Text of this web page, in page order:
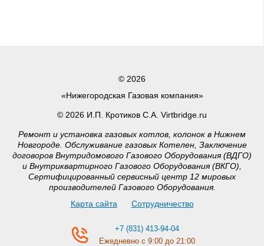
© 2026
«Нижегородская Газовая компания»
© 2026 И.П. Кротиков С.А. Virtbridge.ru
Ремонт и установка газовых котлов, колонок в Нижнем
Новгороде. Обслуживание газовых Котелен, Заключение
договоров Внутридомового Газового Оборудования (ВДГО)
и Внутриквартирного Газового Оборудования (ВКГО),
Сертифицированный сервисный центр 12 мировых
производителей Газового Оборудования.
Карта сайта
Сотрудничество
+7 (831) 413-94-04
Ежедневно с 9:00 до 21:00